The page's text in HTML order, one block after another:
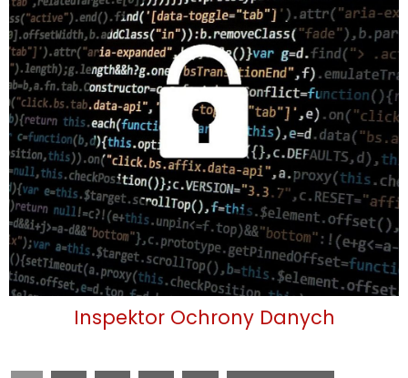
Inspektor Ochrony Danych